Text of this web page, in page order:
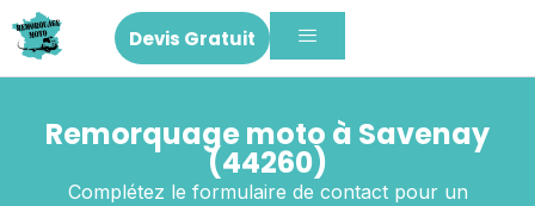
Devis Gratuit
Remorquage moto à Savenay
(44260)
Complétez le formulaire de contact pour un